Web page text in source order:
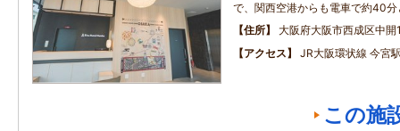
で、関西空港からも電車で約40
住所
大阪府大阪市西成区中開
アクセス
JR大阪環状線 今宮
この施